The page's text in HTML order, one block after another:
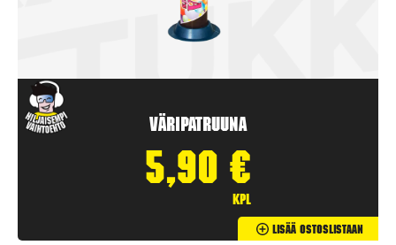
Väripatruuna
5,90 €
kpl
Lisää Ostoslistaan